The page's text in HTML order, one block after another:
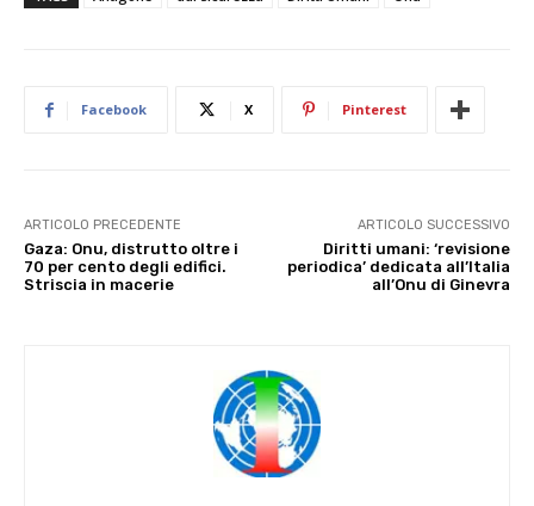
Facebook X Pinterest
ARTICOLO PRECEDENTE
Gaza: Onu, distrutto oltre i
70 per cento degli edifici.
Striscia in macerie
ARTICOLO SUCCESSIVO
Diritti umani: ‘revisione
periodica’ dedicata all’Italia
all’Onu di Ginevra